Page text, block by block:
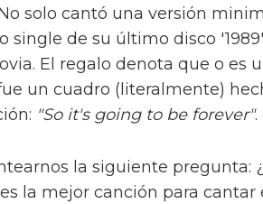
solo cantó una versión
single de su último disco
El regalo denota que o es
un cuadro (literalmente)
"So it's going to be forever".
la siguiente pregunta:
la mejor canción para cantar